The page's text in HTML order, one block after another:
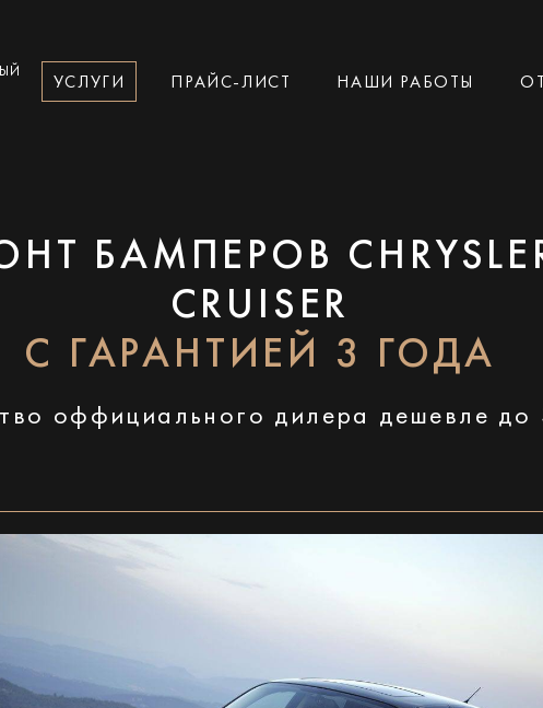
УСЛУГИ ПРАЙС-ЛИСТ НАШИ РАБОТЫ
БАМПЕРОВ
CRUISER
С ГАРАНТИЕЙ 3 ГОДА
оффициального дилера дешевле до